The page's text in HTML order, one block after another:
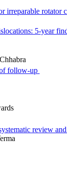
irreparable rotator
5-year
follow-up
review